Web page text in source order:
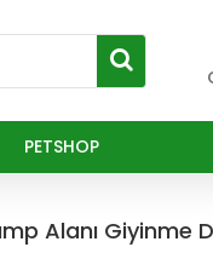
PETSHOP
Alanı Giyinme